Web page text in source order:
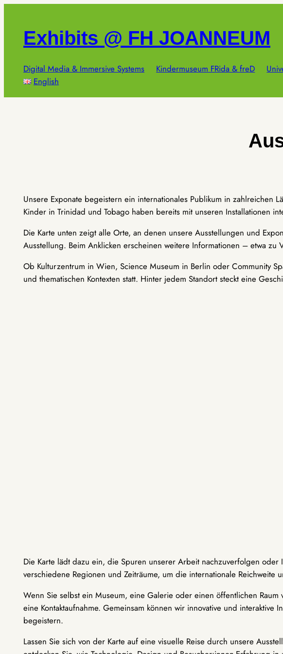
springenExhibits @ FH JOANNEUM
Digital Media & Immersive Systems Kindermuseum FRida & freD
English
Unsere Exponate begeistern ein internationales Publikum in zahlreichen
Kinder in Trinidad und Tobago haben bereits mit unseren Installationen
Die Karte unten zeigt alle Orte, an denen unsere Ausstellungen und
Ausstellung. Beim Anklicken erscheinen weitere Informationen – etwa
Ob Kulturzentrum in Wien, Science Museum in Berlin oder Community
und thematischen Kontexten statt. Hinter jedem Standort steckt eine
Die Karte lädt dazu ein, die Spuren unserer Arbeit nachzuverfolgen
verschiedene Regionen und Zeiträume, um die internationale Reichweite
Wenn Sie selbst ein Museum, eine Galerie oder einen öffentlichen
eine Kontaktaufnahme. Gemeinsam können wir innovative und
begeistern.
Lassen Sie sich von der Karte auf eine visuelle Reise durch unsere